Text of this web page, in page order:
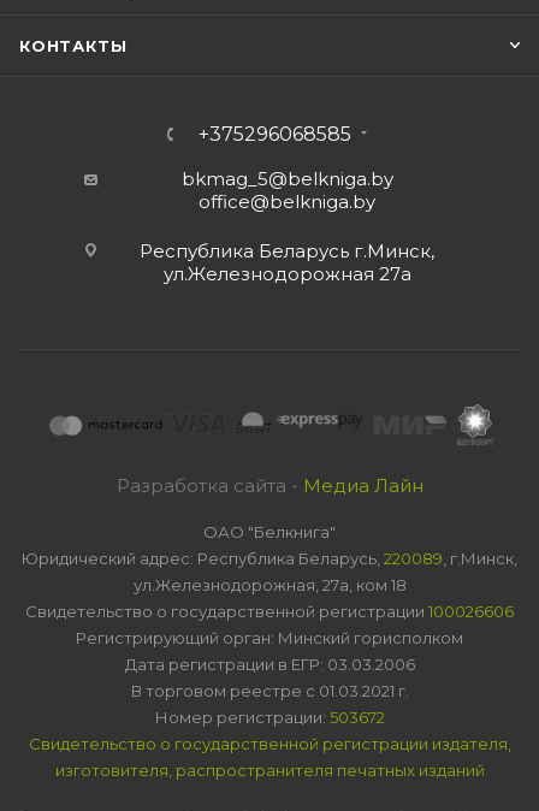
КОНТАКТЫ
+375296068585
bkmag_5@belkniga.by
office@belkniga.by
Республика Беларусь г.Минск,
ул.Железнодорожная 27а
Разработка сайта - Медиа Лайн
ОАО "Белкнига"
Юридический адрес: Республика Беларусь, 220089 , г.Минск,
ул.Железнодорожная, 27а, ком 18
Свидетельство о государственной регистрации 100026606
Регистрирующий орган: Минский горисполком
Дата регистрации в ЕГР: 03.03.2006
В торговом реестре с 01.03.2021 г.
Номер регистрации: 503672
Свидетельство о государственной регистрации издателя,
изготовителя, распространителя печатных изданий